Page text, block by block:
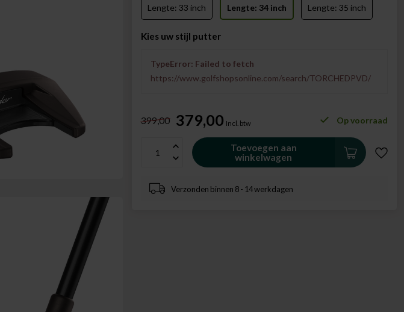
Lengte: 33 inch Lengte: 34 inch Lengte: 35 inch
Kies uw stijl putter
TypeError: Failed to fetch
https://www.golfshopsonline.com/search/TORCHEDPVD/
399,00 379,00 Incl. btw Op voorraad
Toevoegen aan
winkelwagen
Verzonden binnen 8 - 14 werkdagen